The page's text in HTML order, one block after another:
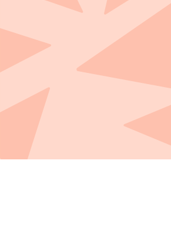
Inzoomen